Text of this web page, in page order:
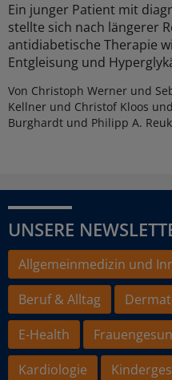
Ein junger Patient mit
stellte sich nach längerer
antidiabetische Therapie
Entgleisung und
Von Christoph Werner und
Kellner und Christof Kloos
Burghardt und Philipp A.
UNSERE
Allgemeinmedizin und
Beruf & Alltag
E-Health
Kardiologie